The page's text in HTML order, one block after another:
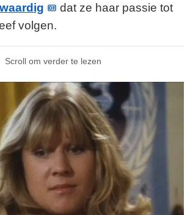
dat ze haar passie tot
volgen.
Scroll om verder te lezen